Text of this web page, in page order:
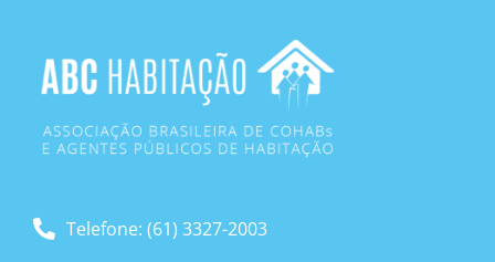
Telefone: (61) 3327-2003